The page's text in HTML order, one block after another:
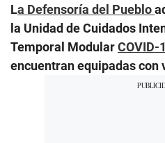
La Defensoría del Pueblo
la Unidad de Cuidados
Temporal ModularCOVID-
encuentran equipadas